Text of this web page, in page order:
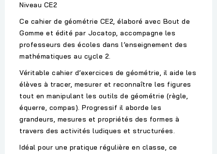
Niveau CE2
Ce cahier de géométrie CE2, élaboré avec Bout de
Gomme et édité par Jocatop, accompagne les
professeurs des écoles dans l’enseignement des
mathématiques au cycle 2.
Véritable cahier d’exercices de géométrie, il aide les
élèves à tracer, mesurer et reconnaître les figures
tout en manipulant les outils de géométrie (règle,
équerre, compas). Progressif il aborde les
grandeurs, mesures et propriétés des formes à
travers des activités ludiques et structurées.
Idéal pour une pratique régulière en classe, ce